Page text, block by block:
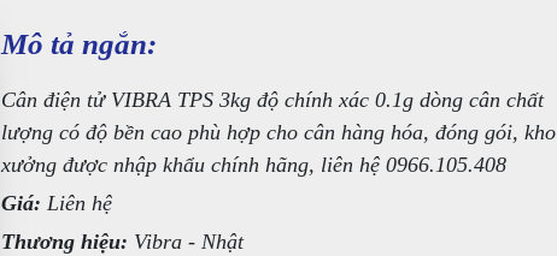
Mô tả ngắn:
Cân điện tử VIBRA TPS 3kg độ chính xác 0.1g dòng cân chất
lượng có độ bền cao phù hợp cho cân hàng hóa, đóng gói, kho
xưởng được nhập khẩu chính hãng, liên hệ 0966.105.408
Giá: Liên hệ
Thương hiệu: Vibra - Nhật